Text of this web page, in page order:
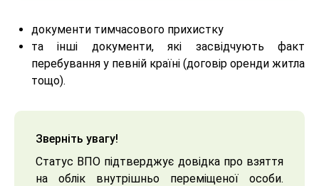
документи тимчасового прихистку
та інші документи, які засвідчують факт
перебування у певній країні (договір оренди житла
тощо).
Зверніть увагу!
Статус ВПО підтверджує довідка про взяття
на облік внутрішньо переміщеної особи.